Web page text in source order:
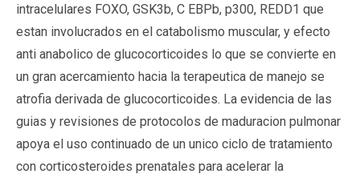
intracelulares FOXO, GSK3b, C EBPb, p300, REDD1 que
estan involucrados en el catabolismo muscular, y efecto
anti anabolico de glucocorticoides lo que se convierte en
un gran acercamiento hacia la terapeutica de manejo se
atrofia derivada de glucocorticoides. La evidencia de las
guias y revisiones de protocolos de maduracion pulmonar
apoya el uso continuado de un unico ciclo de tratamiento
con corticosteroides prenatales para acelerar la